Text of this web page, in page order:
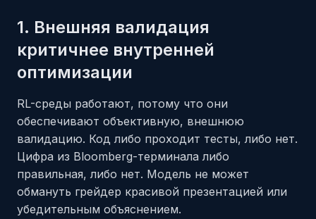
1. Внешняя валидация
критичнее внутренней
оптимизации
RL-среды работают, потому что они
обеспечивают объективную, внешнюю
валидацию. Код либо проходит тесты, либо нет.
Цифра из Bloomberg-терминала либо
правильная, либо нет. Модель не может
обмануть грейдер красивой презентацией или
убедительным объяснением.